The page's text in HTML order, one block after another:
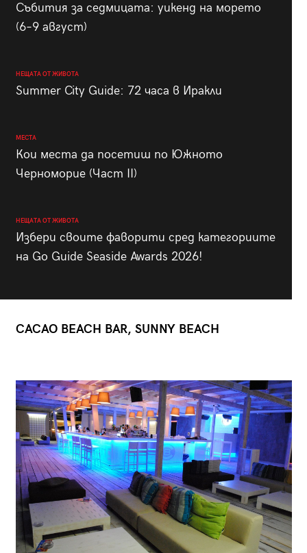
Събития за седмицата: уикенд на морето
(6–9 август)
НЕЩАТА ОТ ЖИВОТА
Summer City Guide: 72 часа в Иракли
МЕСТА
Кои места да посетиш по Южното
Черноморие (Част II)
НЕЩАТА ОТ ЖИВОТА
Избери своите фаворити сред категориите
на Go Guide Seaside Awards 2026!
CACAO BEACH BAR, SUNNY BEACH